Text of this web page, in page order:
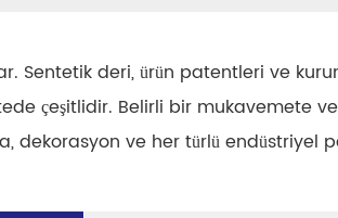
Sentetik deri, ürün patentleri ve
çeşitlidir. Belirli bir mukavemete
dekorasyon ve her türlü endüstriyel